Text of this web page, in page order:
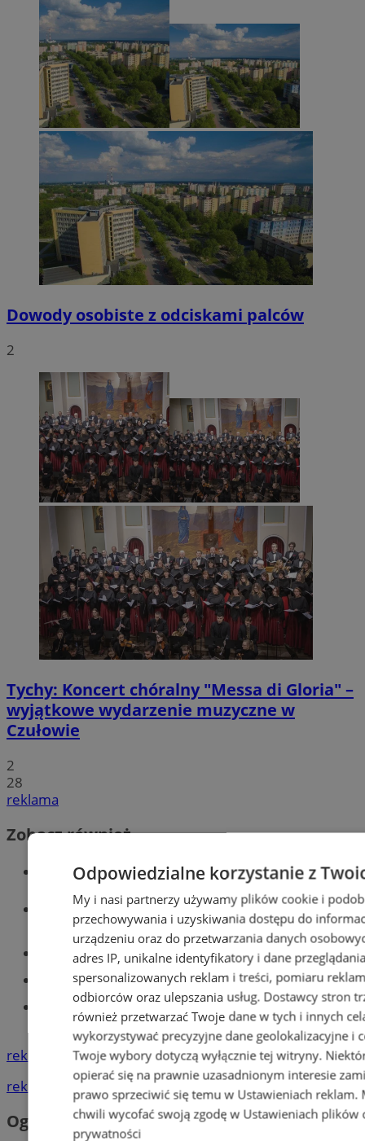
Dowody osobiste z odciskami palców
2
Tychy: Koncert chóralny "Messa di Gloria" –
wyjątkowe wydarzenie muzyczne w
Czułowie
2
28
reklama
Zobacz również
Wiadomości kryminalne w Tychach
Wiadomości lokalne
Części samochodowe do -70%!
Tworzenie stron www - Tychy
Znajdź pracę - codziennie nowe
ogłoszenia
reklama
reklama
Ogłoszenia
Odpowiedzialne korzystanie z
My i nasi partnerzy używamy plików cookie i
przechowywania i uzyskiwania dostępu do
urządzeniu oraz do przetwarzania danych
adres IP, unikalne identyfikatory i dane
spersonalizowanych reklam i treści, pomiaru
odbiorców oraz ulepszania usług. Dostawcy stron
również przetwarzać Twoje dane w tych i innych
wykorzystywać precyzyjne dane geolokalizacyjne i
Twoje wybory dotyczą wyłącznie tej witryny.
opierać się na prawnie uzasadnionym interesie
prawo sprzeciwić się temu w Ustawieniach reklam.
chwili wycofać swoją zgodę w Ustawieniach plików
prywatności